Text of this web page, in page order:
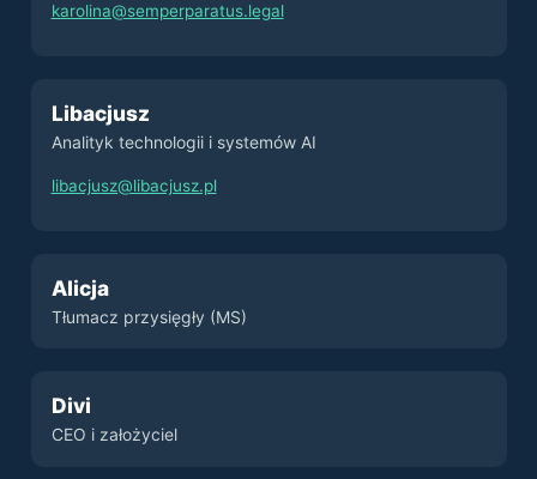
karolina@semperparatus.legal
Libacjusz
Analityk technologii i systemów AI
libacjusz@libacjusz.pl
Alicja
Tłumacz przysięgły (MS)
Divi
CEO i założyciel